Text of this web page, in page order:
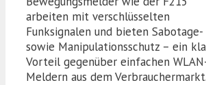
arbeiten mit verschlüsselten
Funksignalen und bieten Sabotage-
sowie Manipulationsschutz – ein
Vorteil gegenüber einfachen
Meldern aus dem Verbrauchermarkt.